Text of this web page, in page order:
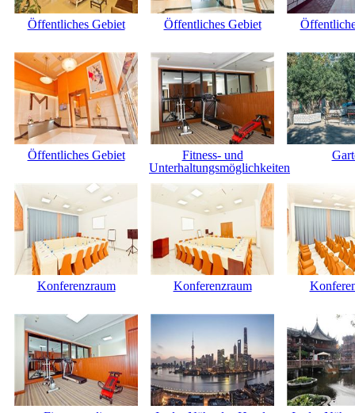
Öffentliches Gebiet Öffentliches Gebiet
Öffentliches Gebiet
Fitness- und
Unterhaltungsmöglichkeiten
Konferenzraum Konferenzraum